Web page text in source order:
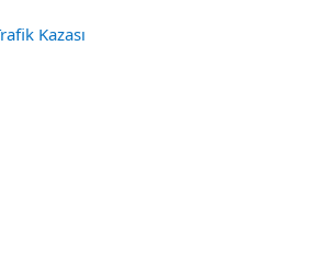
Kazası